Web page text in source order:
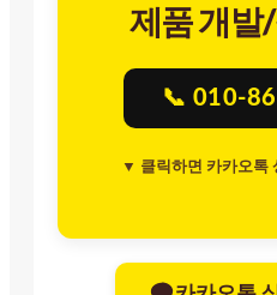
제품 개발
📞 010-
▼ 클릭하면 카카오톡